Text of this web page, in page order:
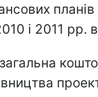
і 2011 рр.